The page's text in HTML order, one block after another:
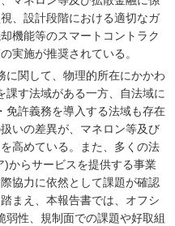
、設計段階における適切なガ
機能等のスマートコントラク
実施が推奨されている。
に関して、物理的所在にかかわ
課す法域がある一方、自法域に
免許義務を導入する法域も存在
いの差異が、マネロン等及び
高めている。また、多くの法
からサービスを提供する事業
協力に依然として課題が確認
まえ、本報告書では、オフシ
弱性、規制面での課題や好取組